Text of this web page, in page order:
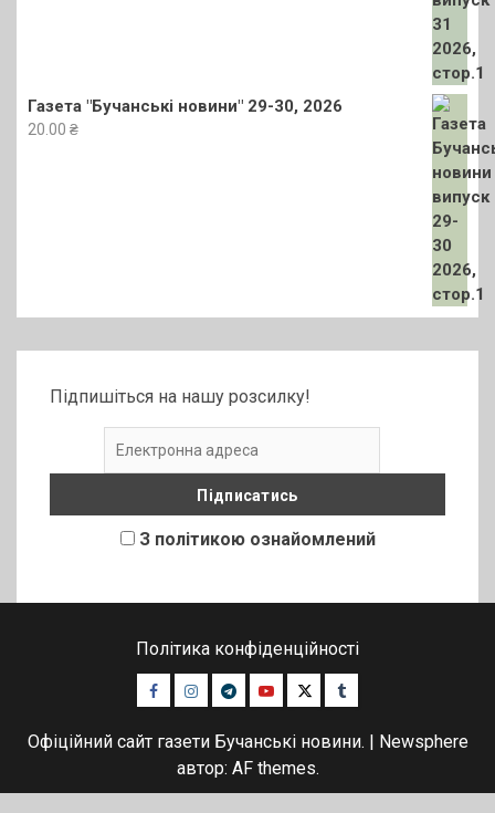
Газета "Бучанські новини" 29-30, 2026
20.00 ₴
Підпишіться на нашу розсилку!
З політикою ознайомлений
Політика конфіденційності
Facebook
Instagram
TelegramYoutubeTwitterTumblr
Офіційний сайт газети Бучанські новини.
Newsphere
автор: AF themes.